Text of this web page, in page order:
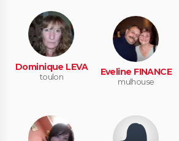
Dominique LEVA
toulon Eveline FINANCE
mulhouse